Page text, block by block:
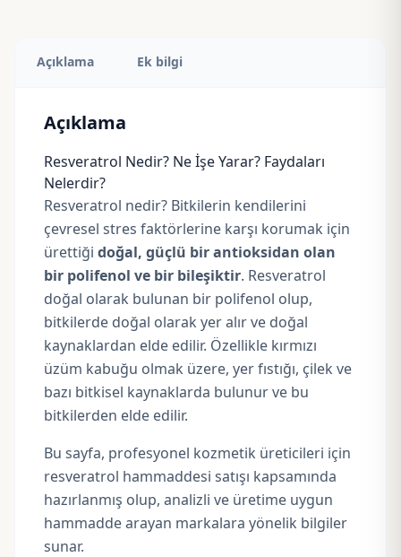
Açıklama Ek bilgi
Açıklama
Resveratrol Nedir? Ne İşe Yarar? Faydaları
Nelerdir?
Resveratrol nedir? Bitkilerin kendilerini
çevresel stres faktörlerine karşı korumak için
ürettiği doğal, güçlü bir antioksidan olan
bir polifenol ve bir bileşiktir. Resveratrol
doğal olarak bulunan bir polifenol olup,
bitkilerde doğal olarak yer alır ve doğal
kaynaklardan elde edilir. Özellikle kırmızı
üzüm kabuğu olmak üzere, yer fıstığı, çilek ve
bazı bitkisel kaynaklarda bulunur ve bu
bitkilerden elde edilir.
Bu sayfa, profesyonel kozmetik üreticileri için
resveratrol hammaddesi satışı kapsamında
hazırlanmış olup, analizli ve üretime uygun
hammadde arayan markalara yönelik bilgiler
sunar.